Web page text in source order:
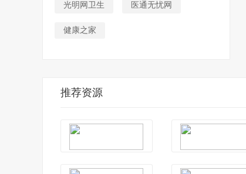
光明网卫生 医通无忧网
健康之家
推荐资源